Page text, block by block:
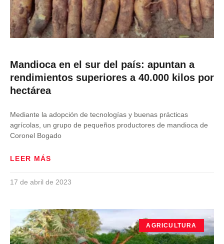
Mandioca en el sur del país: apuntan a
rendimientos superiores a 40.000 kilos por
hectárea
Mediante la adopción de tecnologías y buenas prácticas
agrícolas, un grupo de pequeños productores de mandioca de
Coronel Bogado
LEER MÁS
17 de abril de 2023
AGRICULTURA